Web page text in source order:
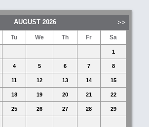
AUGUST 2026
Tu We Th Fr Sa
1
4 5 6 7 8
11 12 13 14 15
18 19 20 21 22
25 26 27 28 29